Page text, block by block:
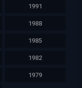
1991
1988
1985
1982
1979